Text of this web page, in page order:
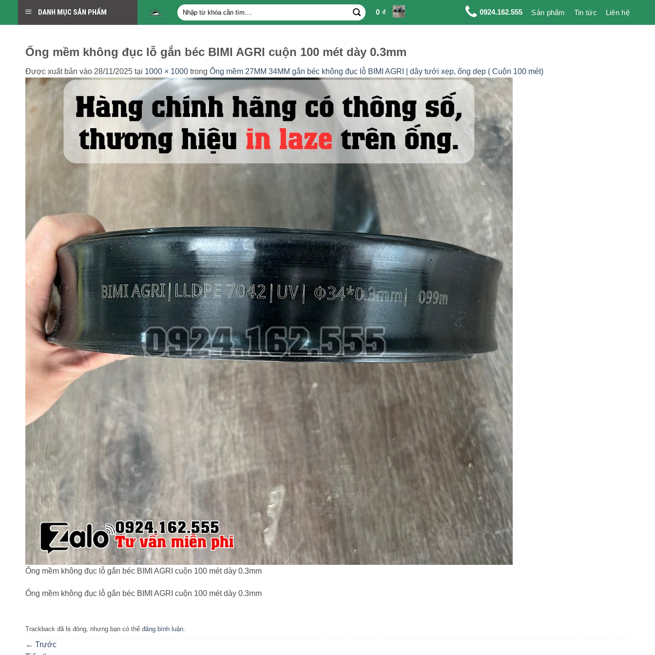
Tìm
kiếm:
0 ₫ 0924.162.555 Sản phẩm Tin tức Liên hệ
DANH MỤC SẢN PHẨM
Ống mềm không đục lỗ gắn béc BIMI AGRI cuộn 100 mét dày 0.3mm
Được xuất bản vào 28/11/2025 tại 1000 × 1000 trong Ống mềm 27MM 34MM gắn béc không đục lỗ BIMI AGRI | dây tưới xẹp, ống dẹp ( Cuộn 100 mét)
Ống mềm không đục lỗ gắn béc BIMI AGRI cuộn 100 mét dày 0.3mm
Ống mềm không đục lỗ gắn béc BIMI AGRI cuộn 100 mét dày 0.3mm
Trackback đã bị đóng, nhưng bạn có thể đăng bình luận
← Trước